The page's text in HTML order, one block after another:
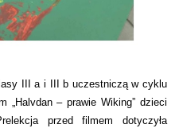
III a i III b uczestniczą w cyklu
„Halvdan – prawie Wiking” dzieci
przed filmem dotyczyła